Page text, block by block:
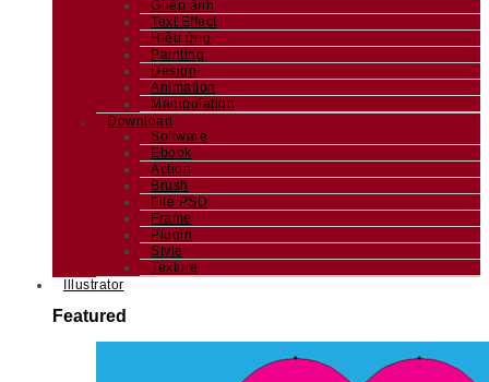
Ghép ảnh
Text Effect
Hiệu ứng
Painting
Design
Animation
Manipulation
Download
Software
Ebook
Action
Brush
File PSD
Frame
Plugin
Style
Texture
Illustrator
Featured